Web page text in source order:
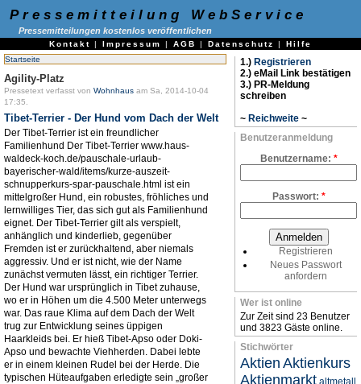
Pressemitteilung WebService
Pressemitteilungen kostenlos veröffentlichen
Kontakt | Impressum | AGB | Datenschutz | Hilfe
Startseite
Agility-Platz
Pressetext verfasst von Wohnhaus am Sa, 2014-10-04
17:35.
Tibet-Terrier - Der Hund vom Dach der Welt
Der Tibet-Terrier ist ein freundlicher
Familienhund Der Tibet-Terrier www.haus-
waldeck-koch.de/pauschale-urlaub-
bayerischer-wald/items/kurze-auszeit-
schnupperkurs-spar-pauschale.html ist ein
mittelgroßer Hund, ein robustes, fröhliches und
lernwilliges Tier, das sich gut als Familienhund
eignet. Der Tibet-Terrier gilt als verspielt,
anhänglich und kinderlieb, gegenüber
Fremden ist er zurückhaltend, aber niemals
aggressiv. Und er ist nicht, wie der Name
zunächst vermuten lässt, ein richtiger Terrier.
Der Hund war ursprünglich in Tibet zuhause,
wo er in Höhen um die 4.500 Meter unterwegs
war. Das raue Klima auf dem Dach der Welt
trug zur Entwicklung seines üppigen
Haarkleids bei. Er hieß Tibet-Apso oder Doki-
Apso und bewachte Viehherden. Dabei lebte
er in einem kleinen Rudel bei der Herde. Die
typischen Hüteaufgaben erledigte sein „großer
1.) Registrieren
2.) eMail Link bestätigen
3.) PR-Meldung
schreiben
~ Reichweite ~
Benutzeranmeldung
Benutzername: *
Passwort: *
Registrieren
Neues Passwort
anfordern
Wer ist online
Zur Zeit sind 23 Benutzer
und 3823 Gäste online.
Stichwörter
Aktien Aktienkurs
Aktienmarkt altmetall